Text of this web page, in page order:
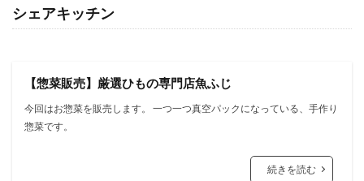
シェアキッチン
【惣菜販売】厳選ひもの専門店魚ふじ
今回はお惣菜を販売します。 一つ一つ真空パックになっている、手作り
惣菜です。
続きを読む